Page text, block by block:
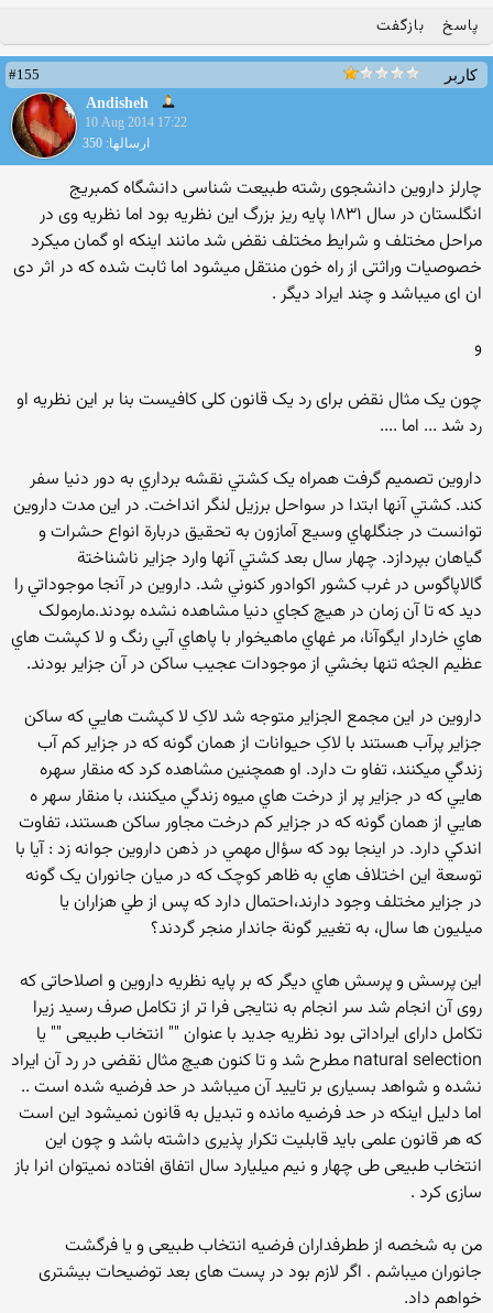
پاسخ بازگفت
کاربر
#155
Andisheh
10 Aug 2014 17:22
ارسالها: 350
چارلز داروین دانشجوی رشته طبیعت شناسی دانشگاه کمبریج
انگلستان در سال ۱۸۳۱ پایه ریز بزرگ این نظریه بود اما نظریه وی در
مراحل مختلف و شرایط مختلف نقض شد مانند اینکه او گمان میکرد
خصوصیات وراثتی از راه خون منتقل میشود اما ثابت شده که در اثر دی
ان ای میباشد و چند ایراد دیگر .
و
چون یک مثال نقض برای رد یک قانون کلی کافیست بنا بر این نظریه او
رد شد ... اما ....
داروین تصميم گرفت همراه يک کشتي نقشه برداري به دور دنيا سفر
کند. کشتي آنها ابتدا در سواحل برزيل لنگر انداخت. در اين مدت داروين
توانست در جنگلهاي وسيع آمازون به تحقيق دربارة انواع حشرات و
گياهان بپردازد. چهار سال بعد کشتي آنها وارد جزاير ناشناختة
گالاپاگوس در غرب کشور اکوادور کنوني شد. داروين در آنجا موجوداتي را
ديد که تا آن زمان در هيچ کجاي دنيا مشاهده نشده بودند.مارمولک
هاي خاردار ايگوآنا، مر غهاي ماهيخوار با پاهاي آبي رنگ و لا کپشت هاي
عظيم الجثه تنها بخشي از موجودات عجيب ساکن در آن جزاير بودند.
داروين در اين مجمع الجزاير متوجه شد لاکِ لا کپشت هايي که ساکن
جزاير پرآب هستند با لاکِ حيوانات از همان گونه که در جزاير کم آب
زندگي ميکنند، تفاو ت دارد. او همچنين مشاهده کرد که منقار سهره
هايي که در جزاير پر از درخت هاي ميوه زندگي ميکنند، با منقار سهر ه
هايي از همان گونه که در جزاير کم درخت مجاور ساکن هستند، تفاوت
اندکي دارد. در اينجا بود که سؤال مهمي در ذهن داروين جوانه زد : آيا با
توسعة اين اختلاف هاي به ظاهر کوچک که در ميان جانوران يک گونه
در جزاير مختلف وجود دارند،احتمال دارد که پس از طي هزاران يا
ميليون ها سال، به تغيير گونة جاندار منجر گردند؟
اين پرسش و پرسش هاي ديگر که بر پایه نظریه داروین و اصلاحاتی که
روی آن انجام شد سر انجام به نتایجی فرا تر از تکامل صرف رسید زیرا
تکامل دارای ایراداتی بود نظریه جدید با عنوان "" انتخاب طبیعی "" یا
natural selection مطرح شد و تا کنون هیچ مثال نقضی در رد آن ایراد
نشده و شواهد بسیاری بر تایید آن میباشد در حد فرضیه شده است ..
اما دلیل اینکه در حد فرضیه مانده و تبدیل به قانون نمیشود این است
که هر قانون علمی باید قابلیت تکرار پذیری داشته باشد و چون این
انتخاب طبیعی طی چهار و نیم میلیارد سال اتفاق افتاده نمیتوان انرا باز
سازی کرد .
من به شخصه از ططرفداران فرضیه انتخاب طبیعی و یا فرگشت
جانوران میباشم . اگر لازم بود در پست های بعد توضیحات بیشتری
خواهم داد.